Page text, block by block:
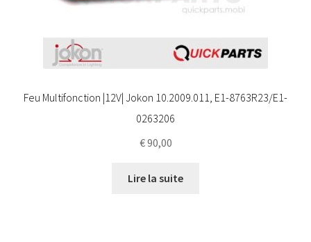
Feu Multifonction |12V| Jokon 10.2009.011, E1-8763R23/E1-
0263206
€90,00
Lire la suite